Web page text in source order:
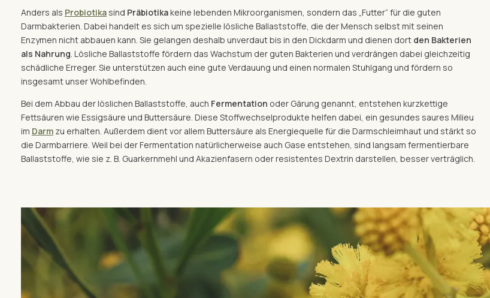
Anders als Probiotika sind Präbiotikakeine lebenden Mikroorganismen, sondern das „Futter“ für die guten
Darmbakterien. Dabei handelt es sich um spezielle lösliche Ballaststoffe, die der Mensch selbst mit seinen
Enzymen nicht abbauen kann. Sie gelangen deshalb unverdaut bis in den Dickdarm und dienen dort den Bakterien
als Nahrung . Lösliche Ballaststoffe fördern das Wachstum der guten Bakterien und verdrängen dabei gleichzeitig
schädliche Erreger. Sie unterstützen auch eine gute Verdauung und einen normalen Stuhlgang und fördern so
insgesamt unser Wohlbefinden.
Bei dem Abbau der löslichen Ballaststoffe, auch Fermentation oder Gärung genannt, entstehen kurzkettige
Fettsäuren wie Essigsäure und Buttersäure. Diese Stoffwechselprodukte helfen dabei, ein gesundes saures Milieu
im Darm zu erhalten. Außerdem dient vor allem Buttersäure als Energiequelle für die Darmschleimhaut und stärkt so
die Darmbarriere. Weil bei der Fermentation natürlicherweise auch Gase entstehen, sind langsam fermentierbare
Ballaststoffe, wie sie z. B. Guarkernmehl und Akazienfasern oder resistentes Dextrin darstellen, besser verträglich.